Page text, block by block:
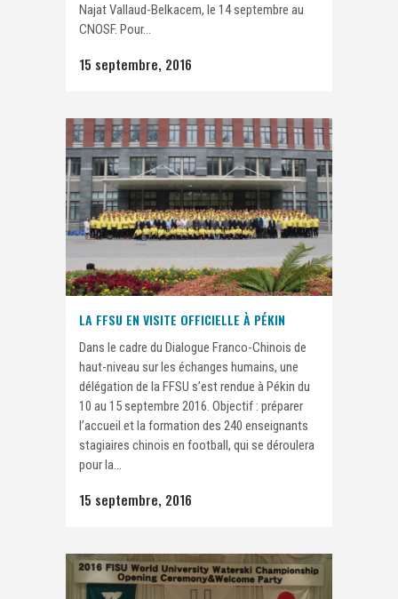
Najat Vallaud-Belkacem, le 14 septembre au
CNOSF. Pour...
15 septembre, 2016
LA FFSU EN VISITE OFFICIELLE À PÉKIN
Dans le cadre du Dialogue Franco-Chinois de
haut-niveau sur les échanges humains, une
délégation de la FFSU s’est rendue à Pékin du
10 au 15 septembre 2016. Objectif : préparer
l’accueil et la formation des 240 enseignants
stagiaires chinois en football, qui se déroulera
pour la...
15 septembre, 2016